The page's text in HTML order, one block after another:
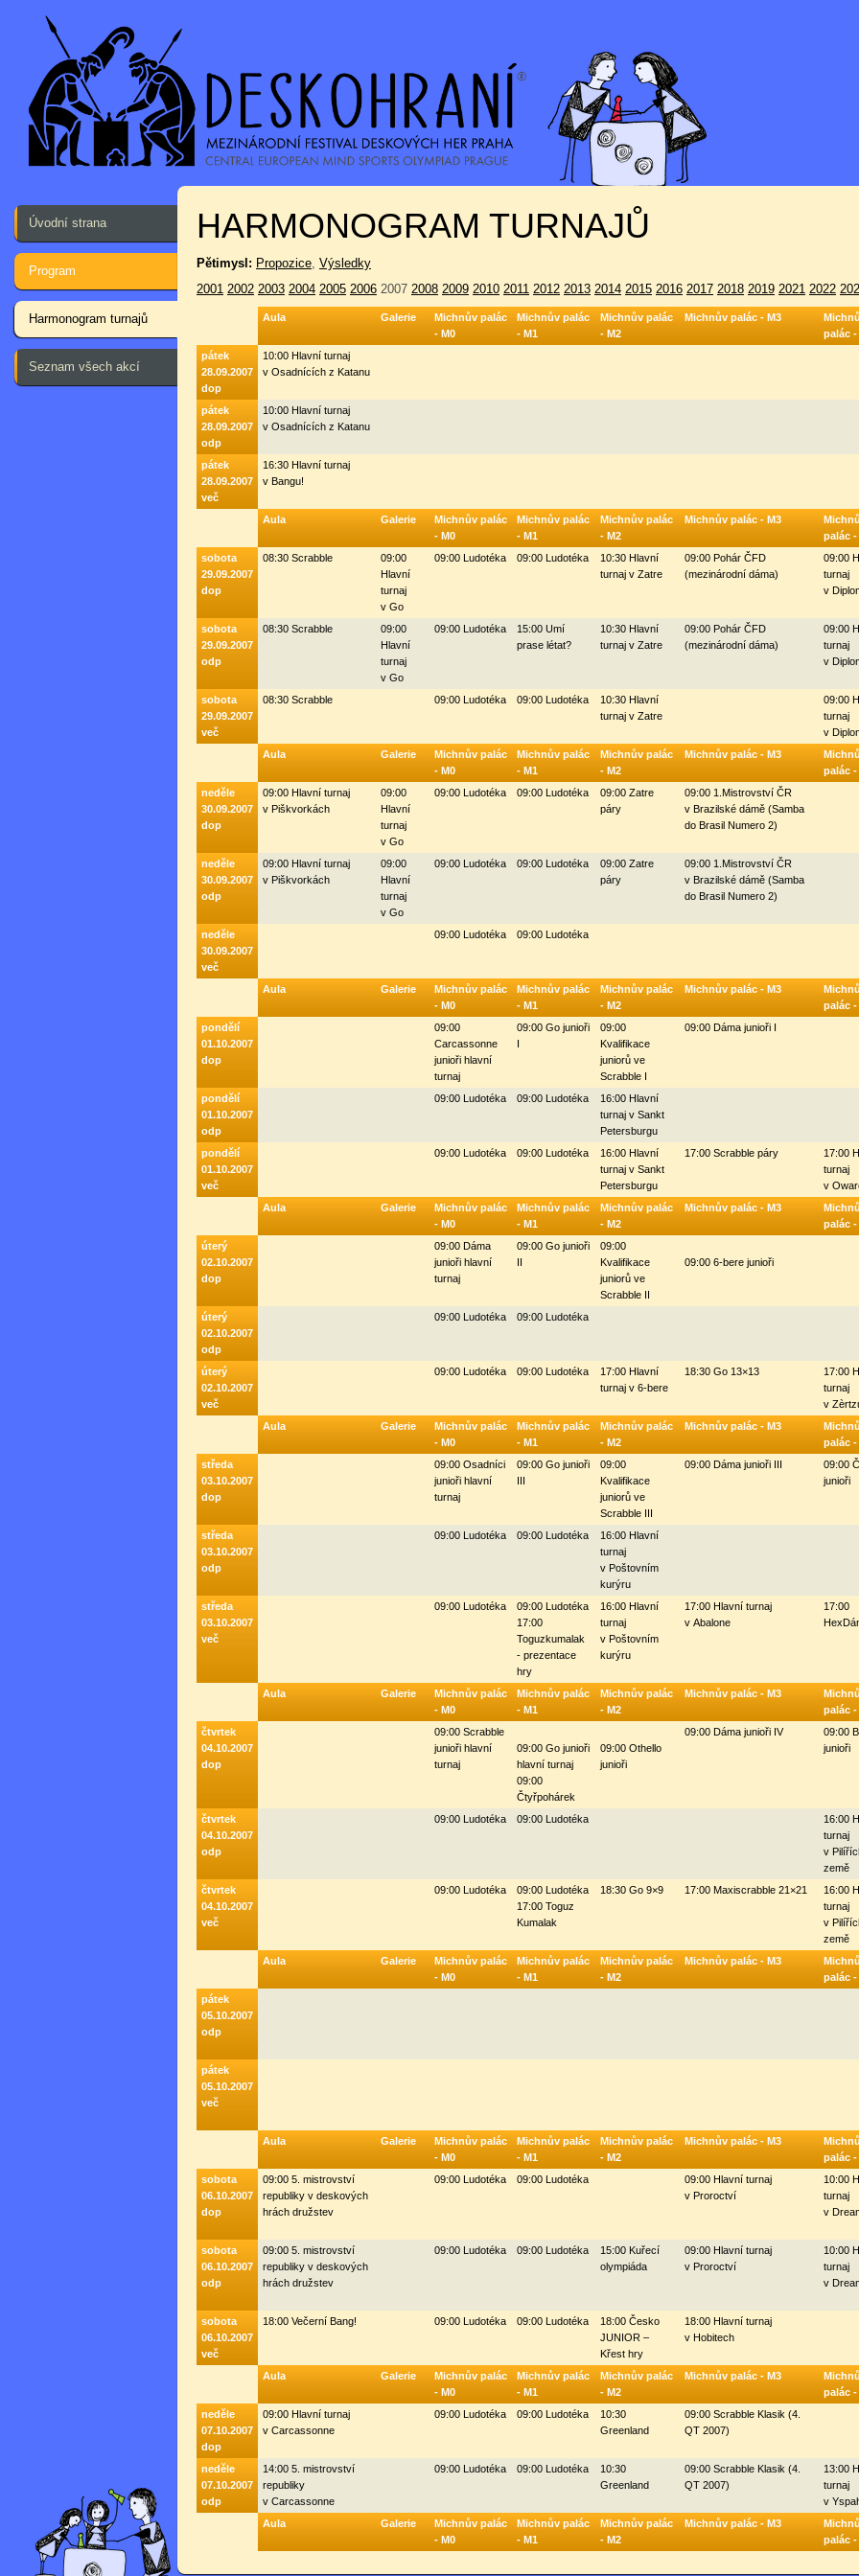
Úvodní strana
Program
Harmonogram turnajů
Seznam všech akcí
HARMONOGRAM TURNAJŮ
Pětimysl: Propozice, Výsledky
2001 2002 2003 2004 2005 2006 2007 2008 2009 2010 2011 2012 2013 2014 2015 2016 2017 2018 2019 2021 2022
Aula Galerie
Michnův palác
- M0
Michnův palác
- M1
Michnův palác
- M2
Michnův palác - M3
palác -
pátek
28.09.2007
dop
10:00 Hlavní turnaj
v Osadnících z Katanu
pátek
28.09.2007
odp
10:00 Hlavní turnaj
v Osadnících z Katanu
pátek
28.09.2007
več
16:30 Hlavní turnaj
v Bangu!
Aula
Galerie
Michnův palác
- M0
Michnův palác
- M1
Michnův palác
- M2
Michnův palác - M3
palác -
sobota
29.09.2007
dop
08:30 Scrabble
09:00
Hlavní
turnaj
v Go
09:00 Ludotéka 09:00 Ludotéka
10:30 Hlavní
turnaj v Zatre
09:00 Pohár ČFD
(mezinárodní dáma)
09:00
turnaj
v
sobota
29.09.2007
odp
08:30 Scrabble
09:00
Hlavní
turnaj
v Go
09:00 Ludotéka
15:00 Umí
prase létat?
10:30 Hlavní
turnaj v Zatre
09:00 Pohár ČFD
(mezinárodní dáma)
09:00
turnaj
v
sobota
29.09.2007
več
08:30 Scrabble 09:00 Ludotéka 09:00 Ludotéka
10:30 Hlavní
turnaj v Zatre
09:00
turnaj
v
Aula
Galerie
Michnův palác
- M0
Michnův palác
- M1
Michnův palác
- M2
Michnův palác - M3
palác -
neděle
30.09.2007
dop
09:00 Hlavní turnaj
v Piškvorkách
09:00
Hlavní
turnaj
v Go
09:00 Ludotéka 09:00 Ludotéka
09:00 Zatre
páry
09:00 1.Mistrovství ČR
v Brazilské dámě (Samba
do Brasil Numero 2)
neděle
30.09.2007
odp
09:00 Hlavní turnaj
v Piškvorkách
09:00
Hlavní
turnaj
v Go
09:00 Ludotéka 09:00 Ludotéka
09:00 Zatre
páry
09:00 1.Mistrovství ČR
v Brazilské dámě (Samba
do Brasil Numero 2)
neděle
30.09.2007
več
09:00 Ludotéka 09:00 Ludotéka
Aula
Galerie
Michnův palác
- M0
Michnův palác
- M1
Michnův palác
- M2
Michnův palác - M3
palác -
pondělí
01.10.2007
dop
09:00
Carcassonne
junioři hlavní
turnaj
09:00 Go junioři
I
09:00
Kvalifikace
juniorů ve
Scrabble I
09:00 Dáma junioři I
pondělí
01.10.2007
odp
09:00 Ludotéka 09:00 Ludotéka
16:00 Hlavní
turnaj v Sankt
Petersburgu
pondělí
01.10.2007
več
09:00 Ludotéka 09:00 Ludotéka
16:00 Hlavní
turnaj v Sankt
Petersburgu
17:00 Scrabble páry
17:00
turnaj
v
Aula
Galerie
Michnův palác
- M0
Michnův palác
- M1
Michnův palác
- M2
Michnův palác - M3
palác -
úterý
02.10.2007
dop
09:00 Dáma
junioři hlavní
turnaj
09:00 Go junioři
II
09:00
Kvalifikace
juniorů ve
Scrabble II
09:00 6-bere junioři
úterý
02.10.2007
odp
09:00 Ludotéka 09:00 Ludotéka
úterý
02.10.2007
več
09:00 Ludotéka 09:00 Ludotéka
17:00 Hlavní
turnaj v 6-bere
18:30 Go 13×13
17:00
turnaj
v
Aula
Galerie
Michnův palác
- M0
Michnův palác
- M1
Michnův palác
- M2
Michnův palác - M3
palác -
středa
03.10.2007
dop
09:00 Osadníci
junioři hlavní
turnaj
09:00 Go junioři
III
09:00
Kvalifikace
juniorů ve
Scrabble III
09:00 Dáma junioři III
09:00
junioři
středa
03.10.2007
odp
09:00 Ludotéka 09:00 Ludotéka
16:00 Hlavní
turnaj
v Poštovním
kurýru
středa
03.10.2007
več
09:00 Ludotéka
09:00 Ludotéka
17:00
Toguzkumalak
- prezentace
hry
16:00 Hlavní
turnaj
v Poštovním
kurýru
17:00 Hlavní turnaj
v Abalone
17:00
Aula Galerie
Michnův palác
- M0
Michnův palác
- M1
Michnův palác
- M2
Michnův palác - M3
palác -
čtvrtek
04.10.2007
dop
09:00 Scrabble
junioři hlavní
turnaj
09:00 Go junioři
hlavní turnaj
09:00
Čtyřpohárek
09:00 Othello
junioři
09:00 Dáma junioři IV
09:00
junioři
čtvrtek
04.10.2007
odp
09:00 Ludotéka 09:00 Ludotéka
16:00
turnaj
v
země
čtvrtek
04.10.2007
več
09:00 Ludotéka
09:00 Ludotéka
17:00 Toguz
Kumalak
18:30 Go 9×9 17:00 Maxiscrabble 21×21
16:00
turnaj
v
země
Aula Galerie
Michnův palác
- M0
Michnův palác
- M1
Michnův palác
- M2
Michnův palác - M3
palác -
pátek
05.10.2007
odp
pátek
05.10.2007
več
Aula Galerie
Michnův palác
- M0
Michnův palác
- M1
Michnův palác
- M2
Michnův palác - M3
palác -
sobota
06.10.2007
dop
09:00 5. mistrovství
republiky v deskových
hrách družstev
09:00 Ludotéka 09:00 Ludotéka
09:00 Hlavní turnaj
v Proroctví
10:00
turnaj
v
sobota
06.10.2007
odp
09:00 5. mistrovství
republiky v deskových
hrách družstev
09:00 Ludotéka 09:00 Ludotéka
15:00 Kuřecí
olympiáda
09:00 Hlavní turnaj
v Proroctví
10:00
turnaj
v
sobota
06.10.2007
več
18:00 Večerní Bang! 09:00 Ludotéka 09:00 Ludotéka
18:00 Česko
JUNIOR –
Křest hry
18:00 Hlavní turnaj
v Hobitech
Aula
Galerie
Michnův palác
- M0
Michnův palác
- M1
Michnův palác
- M2
Michnův palác - M3
palác -
neděle
07.10.2007
dop
09:00 Hlavní turnaj
v Carcassonne
09:00 Ludotéka 09:00 Ludotéka
10:30
Greenland
09:00 Scrabble Klasik (4.
QT 2007)
neděle
07.10.2007
odp
14:00 5. mistrovství
republiky
v Carcassonne
09:00 Ludotéka 09:00 Ludotéka
10:30
Greenland
09:00 Scrabble Klasik (4.
QT 2007)
13:00
turnaj
v
Aula
Galerie
Michnův palác
- M0
Michnův palác
- M1
Michnův palác
- M2
Michnův palác - M3
palác -